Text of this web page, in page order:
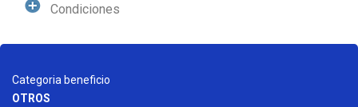
Condiciones
Categoria beneficio
OTROS